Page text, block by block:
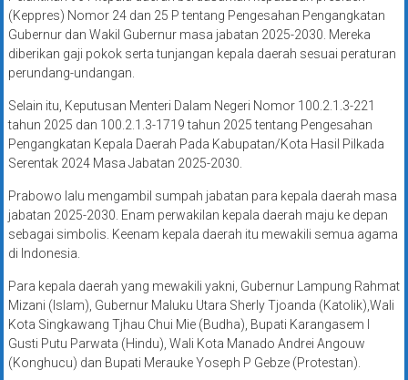
(Keppres) Nomor 24 dan 25 P tentang Pengesahan Pengangkatan
Gubernur dan Wakil Gubernur masa jabatan 2025-2030. Mereka
diberikan gaji pokok serta tunjangan kepala daerah sesuai peraturan
perundang-undangan.
Selain itu, Keputusan Menteri Dalam Negeri Nomor 100.2.1.3-221
tahun 2025 dan 100.2.1.3-1719 tahun 2025 tentang Pengesahan
Pengangkatan Kepala Daerah Pada Kabupatan/Kota Hasil Pilkada
Serentak 2024 Masa Jabatan 2025-2030.
Prabowo lalu mengambil sumpah jabatan para kepala daerah masa
jabatan 2025-2030. Enam perwakilan kepala daerah maju ke depan
sebagai simbolis. Keenam kepala daerah itu mewakili semua agama
di Indonesia.
Para kepala daerah yang mewakili yakni, Gubernur Lampung Rahmat
Mizani (Islam), Gubernur Maluku Utara Sherly Tjoanda (Katolik),Wali
Kota Singkawang Tjhau Chui Mie (Budha), Bupati Karangasem I
Gusti Putu Parwata (Hindu), Wali Kota Manado Andrei Angouw
(Konghucu) dan Bupati Merauke Yoseph P Gebze (Protestan).